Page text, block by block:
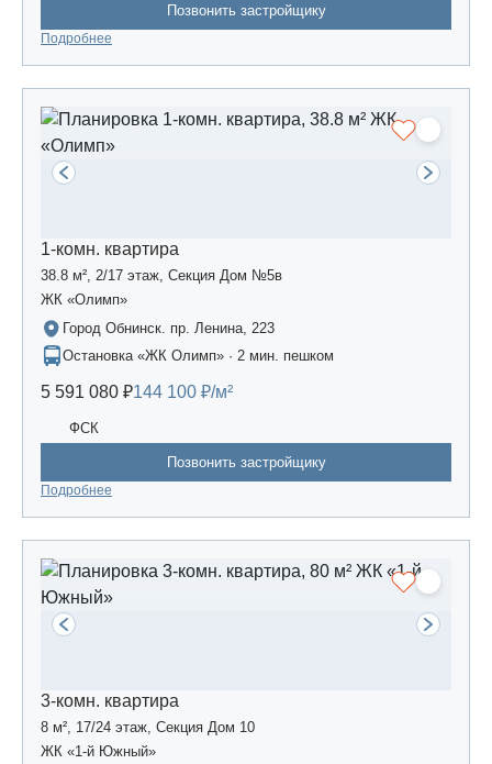
Позвонить застройщику
Подробнее
1-комн. квартира
38.8 м², 2/17 этаж, Секция Дом №5в
ЖК «Олимп»
Город Обнинск. пр. Ленина, 223
Остановка «ЖК Олимп» · 2 мин. пешком
5 591 080 ₽144 100 ₽/м²
ФСК
Позвонить застройщику
Подробнее
3-комн. квартира
8 м², 17/24 этаж, Секция Дом 10
ЖК «1-й Южный»